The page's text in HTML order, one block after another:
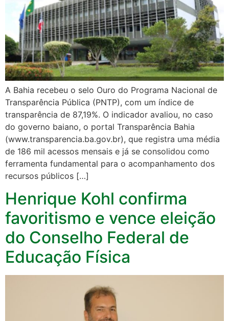
A Bahia recebeu o selo Ouro do Programa Nacional de
Transparência Pública (PNTP), com um índice de
transparência de 87,19%. O indicador avaliou, no caso
do governo baiano, o portal Transparência Bahia
(www.transparencia.ba.gov.br), que registra uma média
de 186 mil acessos mensais e já se consolidou como
ferramenta fundamental para o acompanhamento dos
recursos públicos […]
Henrique Kohl confirma
favoritismo e vence eleição
do Conselho Federal de
Educação Física